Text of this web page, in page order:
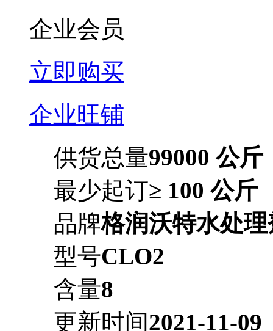
企业会员
立即购买
企业旺铺
供货总量99000 公斤
最少起订≥ 100 公斤
品牌格润沃特水处
型号CLO2
含量8
更新时间2021-11-09